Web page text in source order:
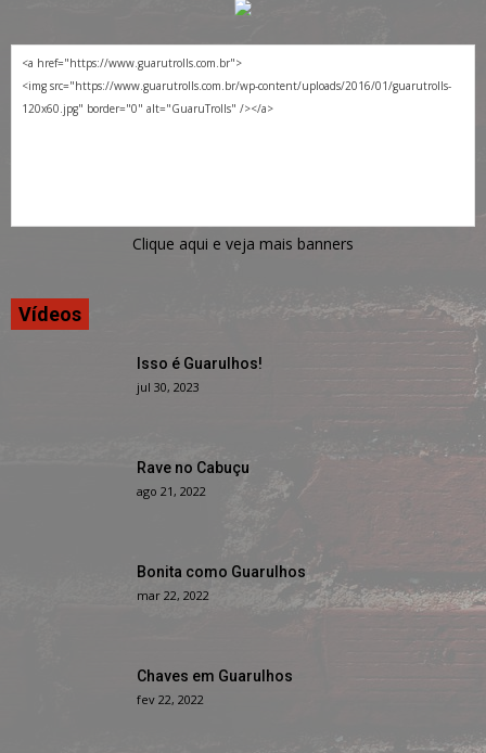
Clique aqui e veja mais banners
Vídeos
Isso é Guarulhos!
jul 30, 2023
Rave no Cabuçu
ago 21, 2022
Bonita como Guarulhos
mar 22, 2022
Chaves em Guarulhos
fev 22, 2022